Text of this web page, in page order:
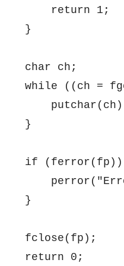
return 1;
}
char ch;
while ((ch =
}
if (ferror(fp))
}
fclose(fp);
return 0;